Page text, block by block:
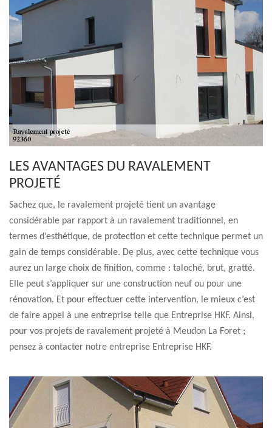
LES AVANTAGES DU RAVALEMENT
PROJETÉ
Sachez que, le ravalement projeté tient un avantage
considérable par rapport à un ravalement traditionnel, en
termes d’esthétique, de protection et cette technique permet un
gain de temps considérable. De plus, avec cette technique vous
aurez un large choix de finition, comme : taloché, brut, gratté.
Elle peut s’appliquer sur une construction neuf ou pour une
rénovation. Et pour effectuer cette intervention, le mieux c’est
de faire appel à une entreprise telle que Entreprise HKF. Ainsi,
pour vos projets de ravalement projeté à Meudon La Foret ;
pensez à contacter notre entreprise Entreprise HKF.